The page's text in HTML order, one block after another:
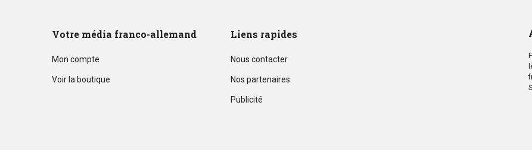
Votre média franco-allemand
Mon compte
Voir la boutique
Liens rapides
Nous contacter
Nos partenaires
Publicité